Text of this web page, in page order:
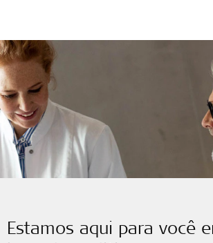
Estamos aqui para você